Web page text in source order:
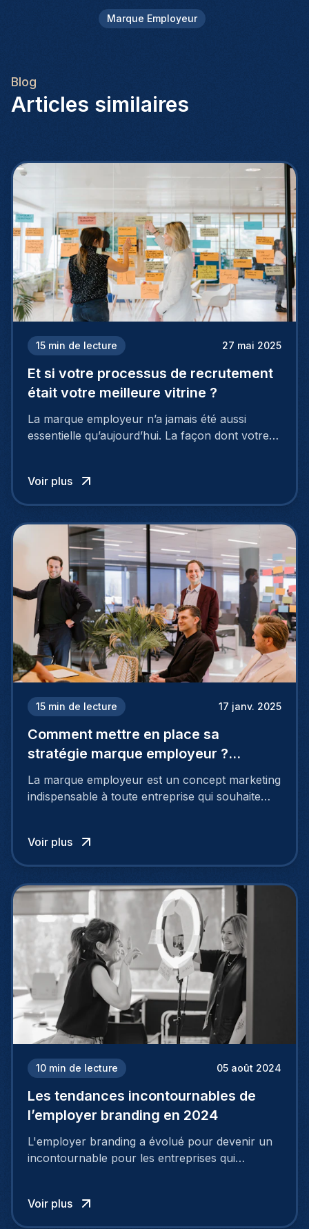
Marque Employeur
Blog
Articles similaires
15 min de lecture 27 mai 2025
Et si votre processus de recrutement
était votre meilleure vitrine ?
La marque employeur n’a jamais été aussi
essentielle qu’aujourd’hui. La façon dont votre
à perdre les meilleurs profils.
Voir plus
15 min de lecture 17 janv. 2025
Comment mettre en place sa
stratégie marque employeur ?
Découvrez les 7 étapes
La marque employeur est un concept marketing
indispensable à toute entreprise qui souhaite
employeur solide et positive sont évidentes, ce
travail, pour qu’il soit réussi, ne peut se faire en
mettre en œuvre un certain nombre d’actions.
Voir plus
10 min de lecture 05 août 2024
Les tendances incontournables de
l’employer branding en 2024
L'employer branding a évolué pour devenir un
incontournable pour les entreprises qui
Voir plus